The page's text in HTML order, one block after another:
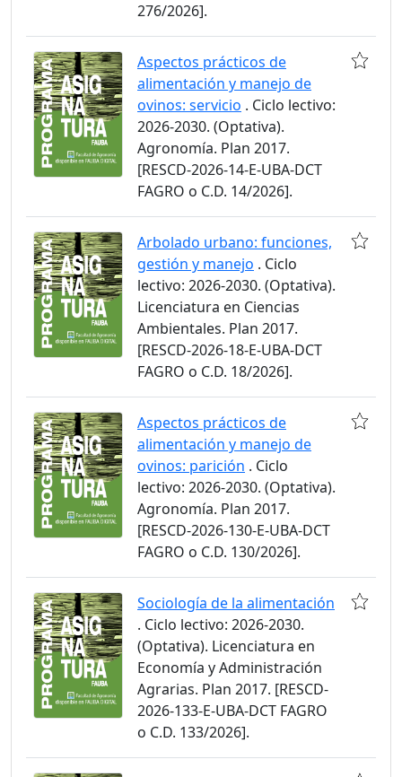
276/2026].
Aspectos prácticos de
alimentación y manejo de
ovinos: servicio . Ciclo lectivo:
2026-2030. (Optativa).
Agronomía. Plan 2017.
[RESCD-2026-14-E-UBA-DCT
FAGRO o C.D. 14/2026].
Arbolado urbano: funciones,
gestión y manejo . Ciclo
lectivo: 2026-2030. (Optativa).
Licenciatura en Ciencias
Ambientales. Plan 2017.
[RESCD-2026-18-E-UBA-DCT
FAGRO o C.D. 18/2026].
Aspectos prácticos de
alimentación y manejo de
ovinos: parición . Ciclo
lectivo: 2026-2030. (Optativa).
Agronomía. Plan 2017.
[RESCD-2026-130-E-UBA-DCT
FAGRO o C.D. 130/2026].
Sociología de la alimentación
. Ciclo lectivo: 2026-2030.
(Optativa). Licenciatura en
Economía y Administración
Agrarias. Plan 2017. [RESCD-
2026-133-E-UBA-DCT FAGRO
o C.D. 133/2026].